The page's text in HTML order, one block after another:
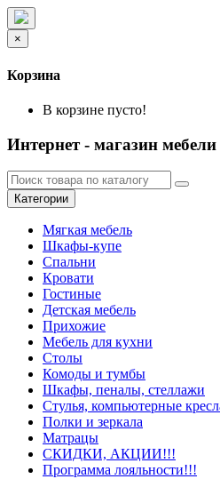
×
Корзина
В корзине пусто!
Интернет - магазин
Категории
Мягкая мебель
Шкафы-купе
Спальни
Кровати
Гостиные
Детская мебель
Прихожие
Мебель для кухни
Столы
Комоды и тумбы
Шкафы, пеналы, стеллажи
Стулья, компьютерные
Полки и зеркала
Матрацы
СКИДКИ, АКЦИИ!!!
Программа лояльности!!!